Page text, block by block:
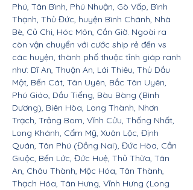
Phú, Tân Bình, Phú Nhuận, Gò Vấp, Bình
Thạnh, Thủ Đức, huyện Bình Chánh, Nhà
Bè, Củ Chi, Hóc Môn, Cần Giờ. Ngoài ra
còn vận chuyển với cước ship rẻ đến vs
các huyện, thành phố thuộc tỉnh giáp ranh
như: Dĩ An, Thuận An, Lái Thiêu, Thủ Dầu
Một, Bến Cát, Tân Uyên, Bắc Tân Uyên,
Phú Giáo, Dầu Tiếng, Bàu Bàng (Bình
Dương), Biên Hòa, Long Thành, Nhơn
Trạch, Trảng Bom, Vĩnh Cửu, Thống Nhất,
Long Khánh, Cẩm Mỹ, Xuân Lộc, Định
Quán, Tân Phú (Đồng Nai), Đức Hòa, Cần
Giuộc, Bến Lức, Đức Huệ, Thủ Thừa, Tân
An, Châu Thành, Mộc Hóa, Tân Thành,
Thạch Hóa, Tân Hưng, Vĩnh Hưng (Long